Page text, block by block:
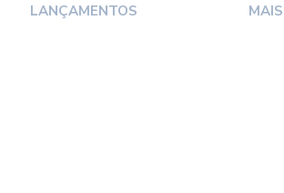
LANÇAMENTOS